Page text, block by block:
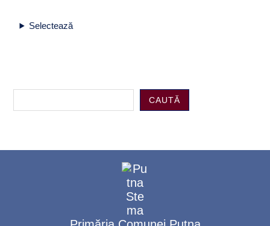
Selectează
CAUTĂ